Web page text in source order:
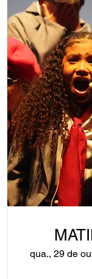
qua., 29 de